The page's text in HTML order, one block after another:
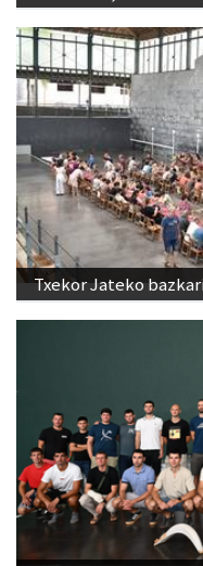
Txekor Jateko